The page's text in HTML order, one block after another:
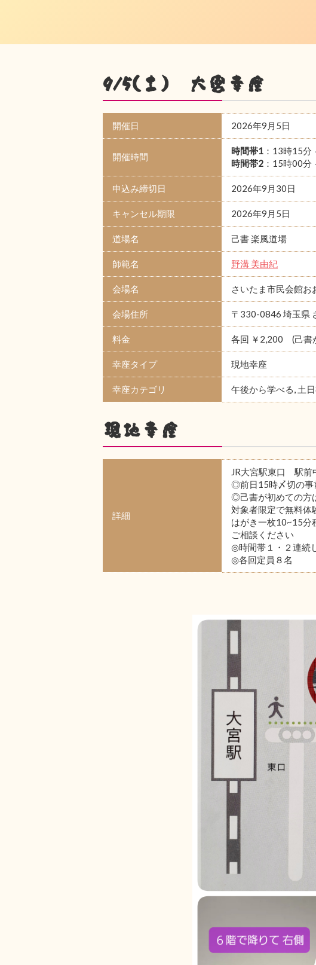
9/5(土) 大宮幸座
開催日 2026年9月5日
開催時間
時間帯1 ：13時15分
時間帯2 ：15時00分
申込み締切日 2026年9月30日
キャンセル期限 2026年9月5日
道場名 己書 楽風道場
師範名 野溝 美由紀
会場名 さいたま市民会館お
会場住所 〒330-0846 埼玉県
料金 各回 ￥2,200 (己書
幸座タイプ 現地幸座
幸座カテゴリ 午後から学べる, 土
現地幸座
詳細
JR大宮駅東口 駅
◎前日15時〆切の事
◎己書が初めての方
対象者限定で無料体
はがき一枚10~15分
ご相談ください
◎時間帯１・２連続
◎各回定員８名